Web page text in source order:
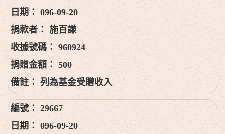
096-09-20
施百謙
960924
500
列為基金受贈收入
29667
096-09-20